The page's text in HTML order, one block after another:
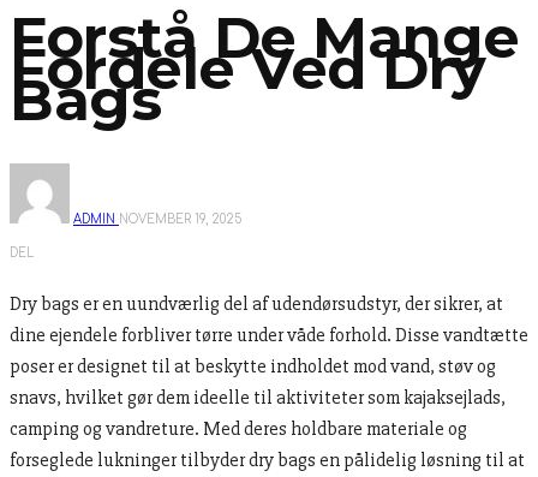
Forstå De Mange
Fordele Ved Dry
Bags
ADMIN NOVEMBER 19, 2025
DEL
Dry bags er en uundværlig del af udendørsudstyr, der sikrer, at
dine ejendele forbliver tørre under våde forhold. Disse vandtætte
poser er designet til at beskytte indholdet mod vand, støv og
snavs, hvilket gør dem ideelle til aktiviteter som kajaksejlads,
camping og vandreture. Med deres holdbare materiale og
forseglede lukninger tilbyder dry bags en pålidelig løsning til at